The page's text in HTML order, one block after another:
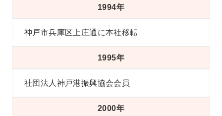
1994年
神戸市兵庫区上庄通に本社移転
1995年
社団法人神戸港振興協会会員
2000年